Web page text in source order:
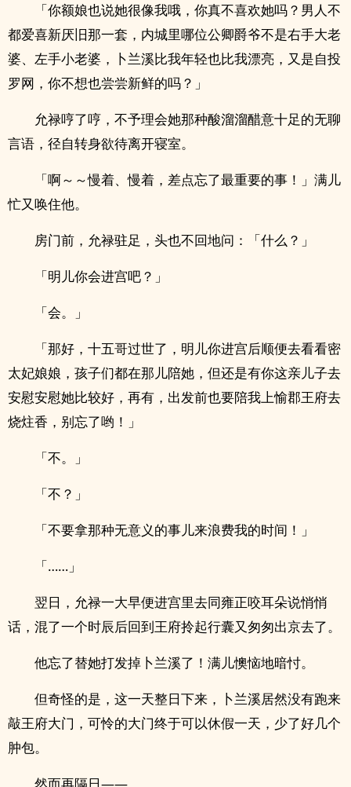
「你额娘也说她很像我哦，你真不喜欢她吗？男人不
都爱喜新厌旧那一套，内城里哪位公卿爵爷不是右手大老
婆、左手小老婆，卜兰溪比我年轻也比我漂亮，又是自投
罗网，你不想也尝尝新鲜的吗？」
允禄哼了哼，不予理会她那种酸溜溜醋意十足的无聊
言语，径自转身欲待离开寝室。
「啊～～慢着、慢着，差点忘了最重要的事！」满儿
忙又唤住他。
房门前，允禄驻足，头也不回地问：「什么？」
「明儿你会进宫吧？」
「会。」
「那好，十五哥过世了，明儿你进宫后顺便去看看密
太妃娘娘，孩子们都在那儿陪她，但还是有你这亲儿子去
安慰安慰她比较好，再有，出发前也要陪我上愉郡王府去
烧炷香，别忘了哟！」
「不。」
「不？」
「不要拿那种无意义的事儿来浪费我的时间！」
「……」
翌日，允禄一大早便进宫里去同雍正咬耳朵说悄悄
话，混了一个时辰后回到王府拎起行囊又匆匆出京去了。
他忘了替她打发掉卜兰溪了！满儿懊恼地暗忖。
但奇怪的是，这一天整日下来，卜兰溪居然没有跑来
敲王府大门，可怜的大门终于可以休假一天，少了好几个
肿包。